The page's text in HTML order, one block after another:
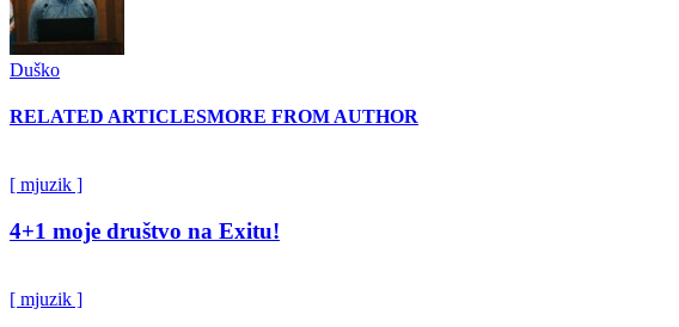
Duško
RELATED ARTICLESMORE FROM AUTHOR
[ mjuzik ]
4+1 moje društvo na Exitu!
[ mjuzik ]